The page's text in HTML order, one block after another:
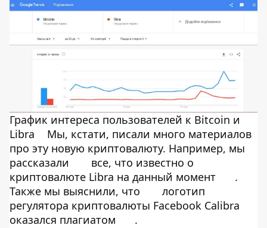
График интереса пользователей к Bitcoin и
Libra
Мы, кстати, писали много материалов
про эту новую криптовалюту. Например, мы
рассказали
все, что известно о
криптовалюте Libra на данный момент
.
Также мы выяснили, что
логотип
регулятора криптовалюты Facebook Calibra
оказался плагиатом
.